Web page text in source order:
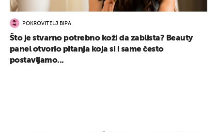
POKROVITELJ BIPA
Što je stvarno potrebno koži da zablista? Beauty
panel otvorio pitanja koja si i same često
postavljamo...